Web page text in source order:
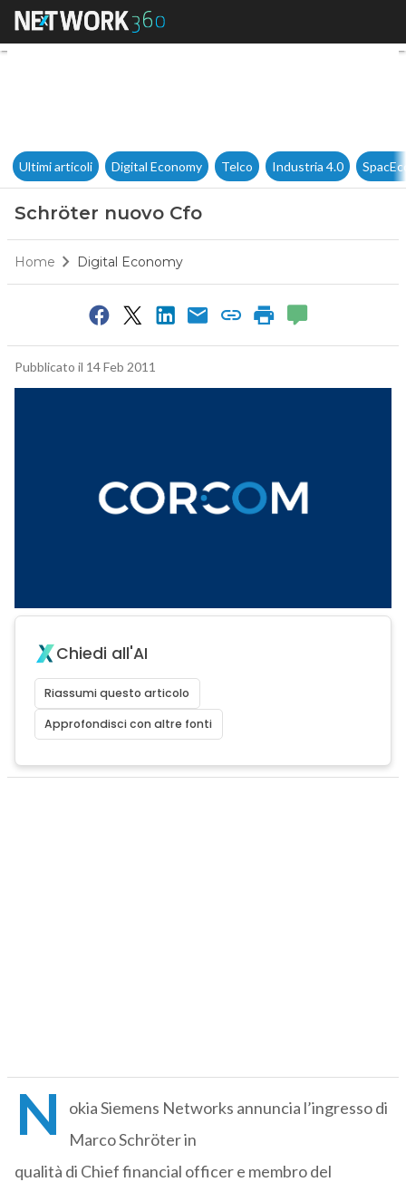
Schröter nuovo Cfo
Ultimi articoli Digital Economy Telco Industria 4.0
Schröter nuovo Cfo
Home Digital Economy
Pubblicato il 14 Feb 2011
Chiedi all'AI
Riassumi questo articolo
Approfondisci con altre fonti
N
okia Siemens Networks annuncia l’ingresso di
Marco Schröter in
qualità di Chief financial officer e membro del